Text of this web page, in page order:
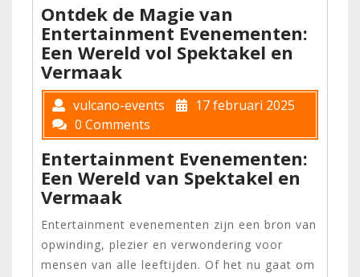
Ontdek de Magie van
Entertainment Evenementen:
Een Wereld vol Spektakel en
Vermaak
vulcano-events
17 februari 2025
0 Comments
Entertainment Evenementen:
Een Wereld van Spektakel en
Vermaak
Entertainment evenementen zijn een bron van
opwinding, plezier en verwondering voor
mensen van alle leeftijden. Of het nu gaat om